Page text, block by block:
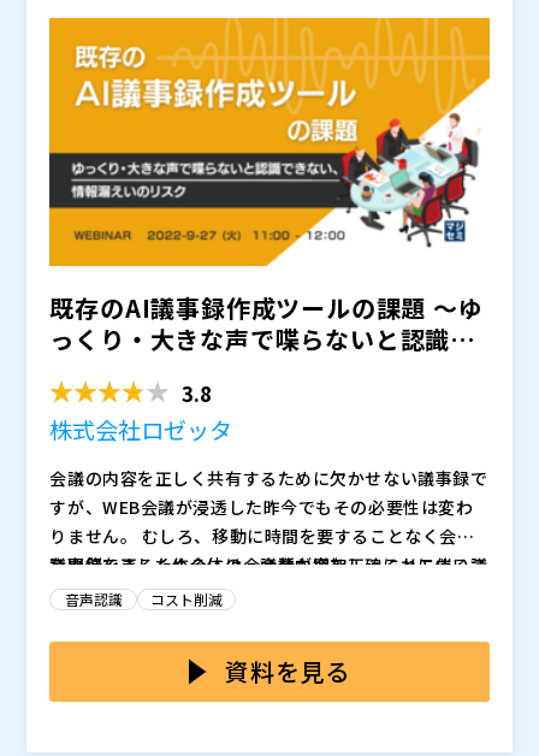
す。チューニング不要で、コールセンター業務に特化し
た事前学習モデルで予測したオペレーターの離職確率
（0%～100%）とオペレーター応対スキル（0点～100
点）を可視化できることが特徴です。
AIを用いて、モノラル録音やクロストークを含む通話内
容の音声から、話者ごとに音声を分離。「誰が・何を・
どのタイミングで言ったか」を明確に記録でき、カスハ
ラ対応や証跡管理の精度を大幅に向上させます。導入形
態はクラウドAPI型（月額＋従量課金）またはモジュー
ル提供型（月額）で提供。既存システムへの負荷を抑え
ながら導入可能です。
*AmiVoiceCommunicationSuiteは、株式会社アドバ
ンスト・メディアの製品です。
三菱電機デジタルイノベーション株式会社（）
株式会社オープンソース活用研究所（）
マジセミ株式会社（）
※共催、協賛、協力、講演企業は将来的に追加、削除さ
れる可能性があります。
既存のAI議事録作成ツールの課題 ～ゆ
っくり・大きな声で喋らないと認識で
3.8
株式会社ロゼッタ
会議の内容を正しく共有するために欠かせない議事録で
すが、WEB会議が浸透した昨今でもその必要性は変わ
りません。 むしろ、移動に時間を要することなく会議
を開催できるため全体の会議数が増加し、それに伴い議
事録の作成機会も増加する傾向にあるため、議事録作成
議事録を正しく作るには、会話内容を正確にメモするこ
とが必要になります。 しかし、メモを取ることに集中
をしているとメモをとること自体が困難です。 後から
録音データを聞き返して文字起こしする方法もあります
が、そうすると会議後に余分な稼働をかけることになっ
議事録作成を効率化するため、会話内容を文字起こしす
るツールもいくつか出回っています。 しかし、音声認
識の精度が低いため、通常よりゆっくり大きな声で喋ら
音声認識 コスト削減
資料を見る